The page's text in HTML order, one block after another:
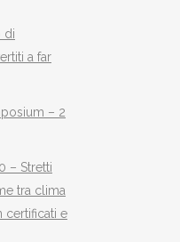
di
a far
– 2
– Stretti
tra clima
certificati e